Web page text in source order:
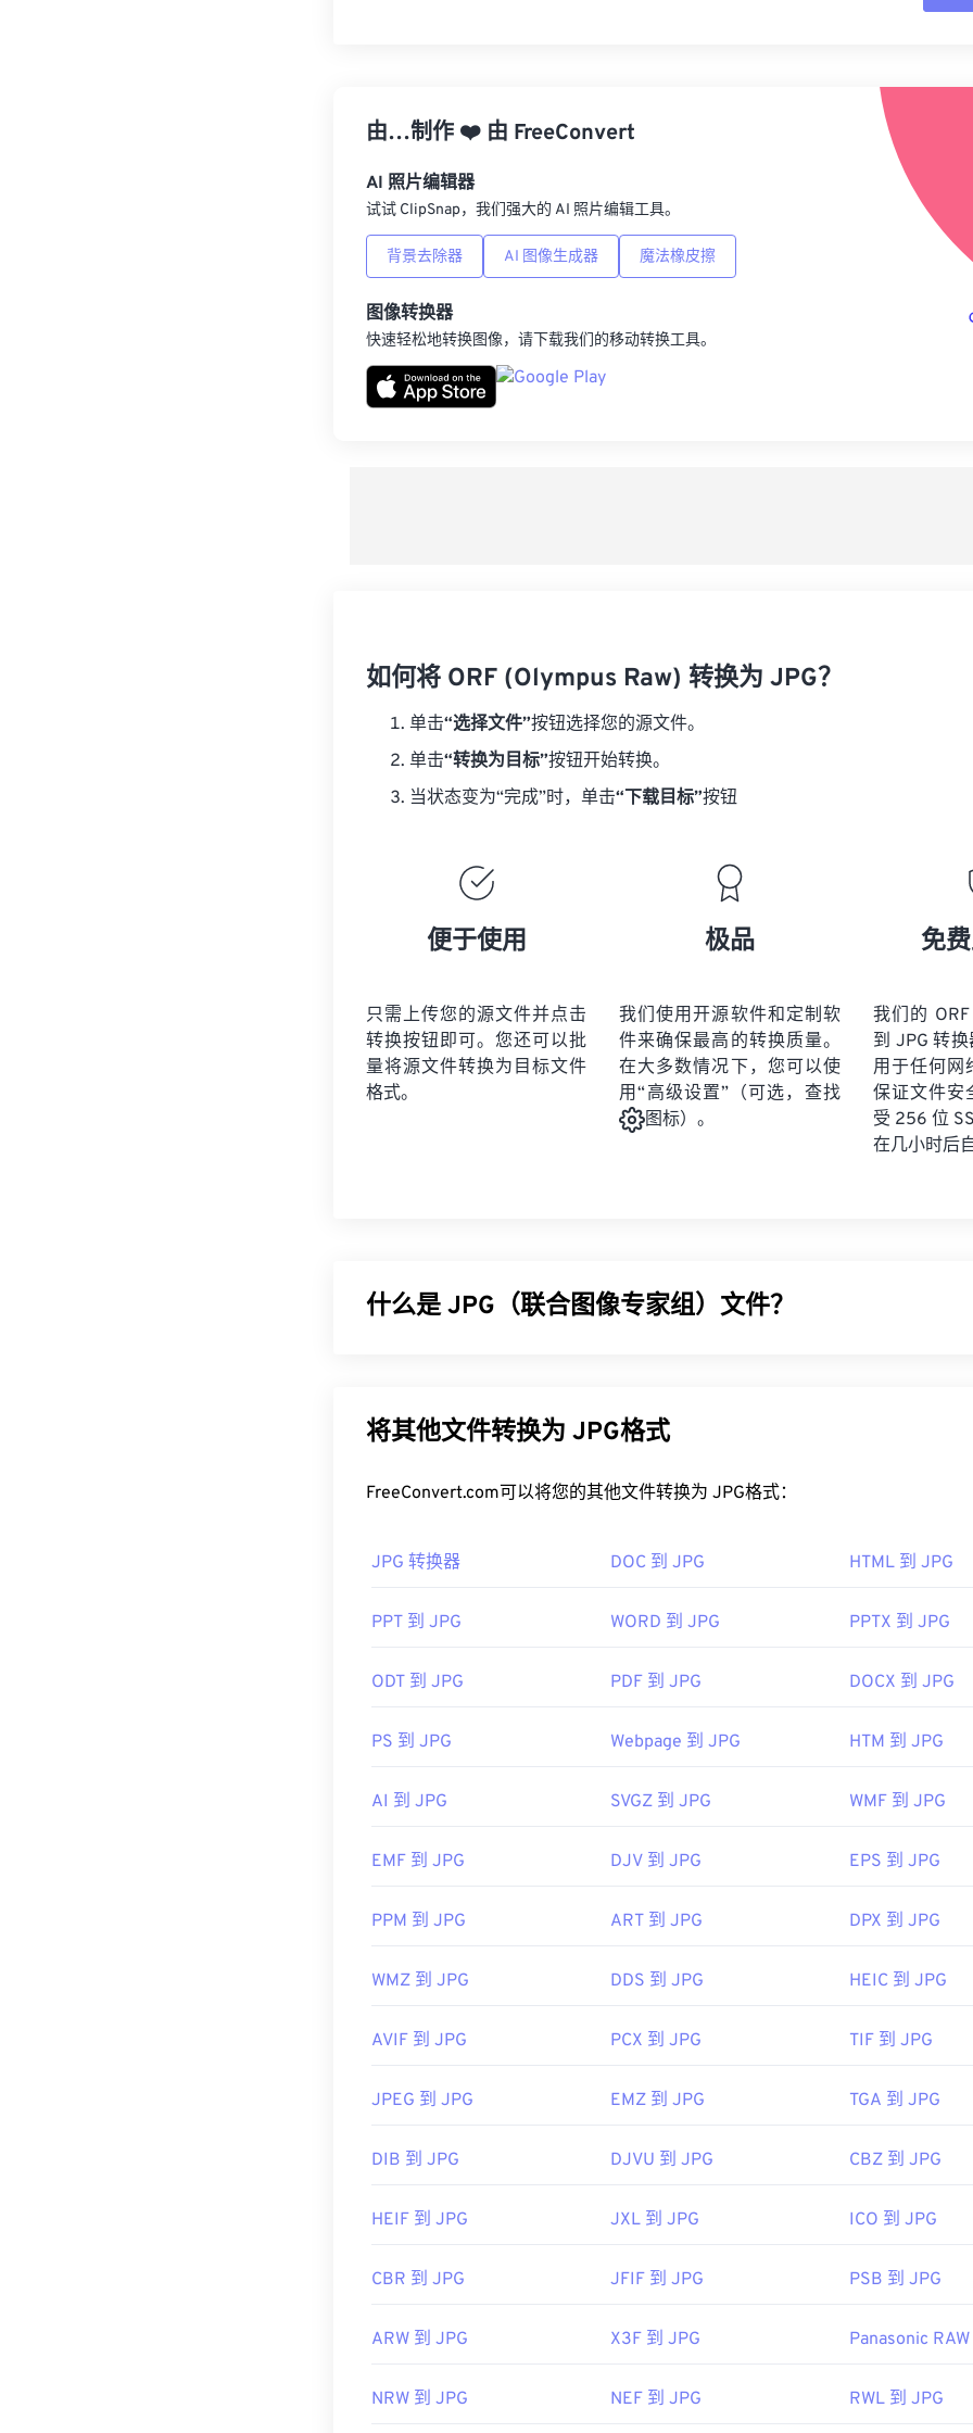
由…制作 ❤️ 由 FreeConvert
AI 照片编辑器
试试 ClipSnap，我们强大的 AI 照片编辑工具。
背景去除器 AI 图像生成器 魔法橡皮擦
图像转换器
快速轻松地转换图像，请下载我们的移动转换工具。
如何将 ORF (Olympus Raw) 转换为 JPG？
单击“选择文件”按钮选择您的源文件。
单击“转换为目标”按钮开始转换。
当状态变为“完成”时，单击“下载目标”按钮
便于使用
只需上传您的源文件并点击
转换按钮即可。您还可以批
量将源文件转换为目标文件
格式。
极品
我们使用开源软件和定制软
件来确保最高的转换质量。
在大多数情况下，您可以使
用“高级设置”（可选，查找
图标）。
免
我们的
到 JPG 转
用于任何网
保证文件安
受 256 位
在几小时后
什么是 JPG（联合图像专家组）文件？
以使用我们的JPEG 压缩工具将文件大小减少高达 80%！
式。
在默认图像查看器、图像编辑器或网页浏览器中打开它。要选择特定的应用程
右键单击并选择“打开方式”。
JPG 文件可在
等主流网页浏览器、Microsoft Photos 等 Microsoft应用
首次发布：
使用我们的 颜色选择器 从图像中选择颜色
将其他文件转换为 JPG格式
FreeConvert.com可以将您的其他文件转换为 JPG格式：
JPG 转换器 DOC 到 JPG HTML 到 JPG
PPT 到 JPG WORD 到 JPG PPTX 到 JPG
ODT 到 JPG PDF 到 JPG DOCX 到 JPG
PS 到 JPG Webpage 到 JPG HTM 到 JPG
AI 到 JPG SVGZ 到 JPG WMF 到 JPG
EMF 到 JPG DJV 到 JPG EPS 到 JPG
PPM 到 JPG ART 到 JPG DPX 到 JPG
WMZ 到 JPG DDS 到 JPG HEIC 到 JPG
AVIF 到 JPG PCX 到 JPG TIF 到 JPG
JPEG 到 JPG EMZ 到 JPG TGA 到 JPG
DIB 到 JPG DJVU 到 JPG CBZ 到 JPG
HEIF 到 JPG JXL 到 JPG ICO 到 JPG
CBR 到 JPG JFIF 到 JPG PSB 到 JPG
ARW 到 JPG X3F 到 JPG Panasonic
NRW 到 JPG NEF 到 JPG RWL 到 JPG